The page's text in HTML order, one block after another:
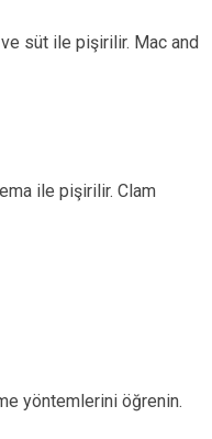
ve süt ile pişirilir. Mac and
ile pişirilir. Clam
yöntemlerini öğrenin.